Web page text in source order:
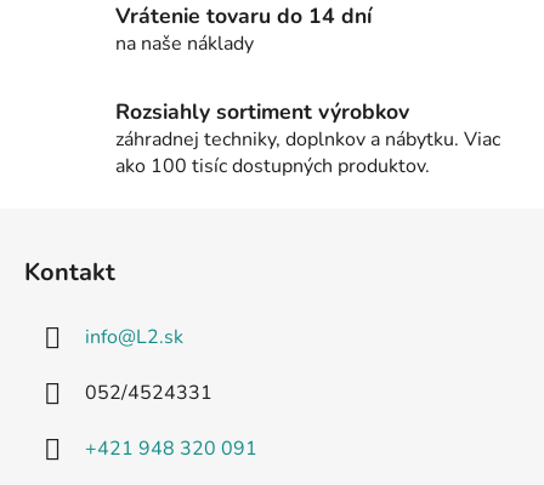
Vrátenie tovaru do 14 dní
na naše náklady
Rozsiahly sortiment výrobkov
záhradnej techniky, doplnkov a nábytku. Viac
ako 100 tisíc dostupných produktov.
Kontakt
info@L2.sk
052/4524331
+421 948 320 091